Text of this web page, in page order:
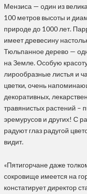
Мензиса — один из
100 метров высоты и
природе до 1000 лет.
имеет древесину
Тюльпанное дерево —
на Земле. Особую
лирообразные листья и
цветки, очень
декоративных,
травянистых растений –
эремурусов и других! С
радуют глаз радугой
видит.
«Пятигорчане даже
сокровище имеется на
констатирует директор